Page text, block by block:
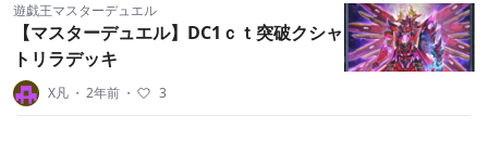
遊戯王マスターデュエル
【マスターデュエル】DC1ｃｔ突破クシャ
トリラデッキ
X凡 ・ 2年前 ・ 3